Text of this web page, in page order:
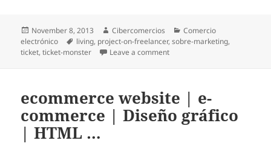
Posted
on
November 8, 2013 Author
Cibercomercios Categories
Comercio
electrónico
Tags
living, project-on-freelancer,sobre-marketing,
ticket,ticket-monster Leave a comment
ecommerce website | e-
commerce | Diseño gráfico
| HTML …